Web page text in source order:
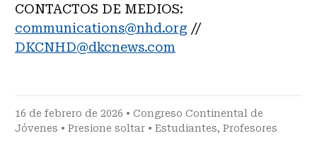
CONTACTOS DE MEDIOS:
communications@nhd.org //
DKCNHD@dkcnews.com
16 de febrero de 2026 • Congreso Continental de
Jóvenes • Presione soltar • Estudiantes, Profesores